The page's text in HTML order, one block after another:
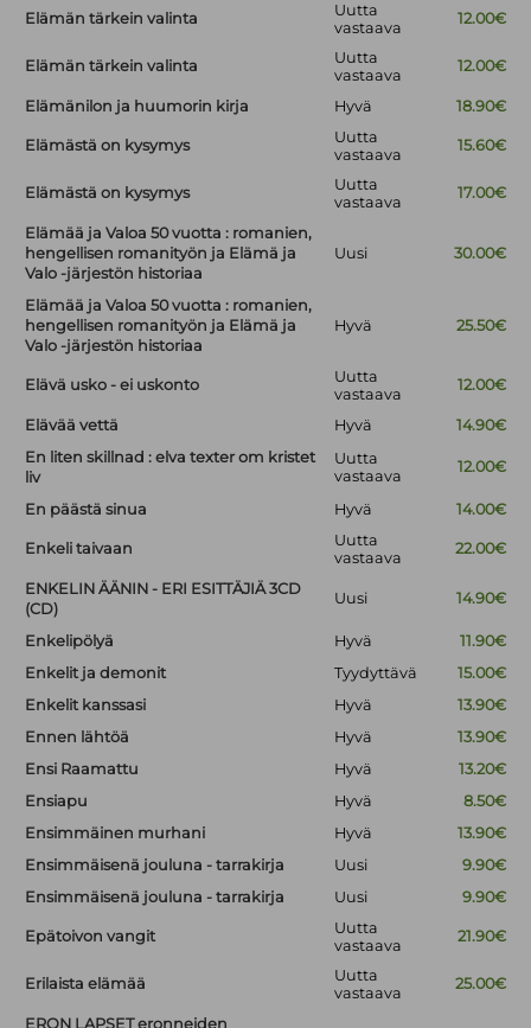
Elämän tärkein valinta
Uutta
vastaava
12.00€
Elämän tärkein valinta
Uutta
vastaava
12.00€
Elämänilon ja huumorin kirja Hyvä 18.90€
Elämästä on kysymys
Uutta
vastaava
15.60€
Elämästä on kysymys
Uutta
vastaava
17.00€
Elämää ja Valoa 50 vuotta : romanien,
hengellisen romanityön ja Elämä ja
Valo -järjestön historiaa
Uusi 30.00€
Elämää ja Valoa 50 vuotta : romanien,
hengellisen romanityön ja Elämä ja
Valo -järjestön historiaa
Hyvä 25.50€
Elävä usko - ei uskonto
Uutta
vastaava
12.00€
Elävää vettä Hyvä
14.90€
En liten skillnad : elva texter om kristet
liv
Uutta
vastaava
12.00€
En päästä sinua Hyvä 14.00€
Enkeli taivaan
Uutta
vastaava
22.00€
ENKELIN ÄÄNIN - ERI ESITTÄJIÄ 3CD
(CD)
Uusi 14.90€
Enkelipölyä Hyvä
11.90€
Enkelit ja demonit
Tyydyttävä
15.00€
Enkelit kanssasi
Hyvä
13.90€
Ennen lähtöä
Hyvä
13.90€
Ensi Raamattu
Hyvä
13.20€
Ensiapu
Hyvä
8.50€
Ensimmäinen murhani
Hyvä
13.90€
Ensimmäisenä jouluna - tarrakirja
Uusi
9.90€
Ensimmäisenä jouluna - tarrakirja
Uusi 9.90€
Epätoivon vangit
Uutta
vastaava
21.90€
Erilaista elämää
Uutta
vastaava
25.00€
ERON LAPSET eronneiden